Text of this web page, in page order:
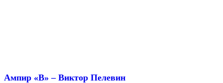
Ампир «В» – Виктор Пелевин